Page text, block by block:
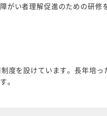
がい者理解促進のための研修
度を設けています。長年培っ
。